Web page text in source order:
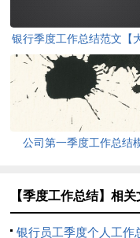
银行季度工作总结范文【
篇】
公司第一季度工作总结
【季度工作总结】相关
银行员工季度个人工作